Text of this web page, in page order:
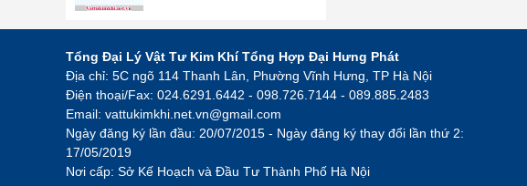
Tổng Đại Lý Vật Tư Kim Khí Tổng Hợp Đại Hưng Phát
Địa chỉ: 5C ngõ 114 Thanh Lân, Phường Vĩnh Hưng, TP Hà Nội
Điện thoại/Fax: 024.6291.6442 - 098.726.7144 - 089.885.2483
Email: vattukimkhi.net.vn@gmail.com
Ngày đăng ký lần đầu: 20/07/2015 - Ngày đăng ký thay đổi lần thứ 2:
17/05/2019
Nơi cấp: Sở Kế Hoạch và Đầu Tư Thành Phố Hà Nội